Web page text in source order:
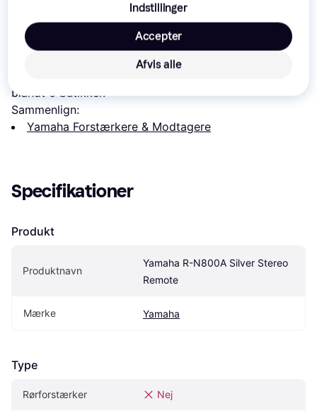
Læs om produktet
Yamaha R-N800A Silver Stereo
blandt 6 butikker.
Sammenlign:
Yamaha Forstærkere & Modtagere
Specifikationer
Produkt
Produktnavn
Yamaha R-N800A Silver Stereo
Remote
Mærke Yamaha
Type
Rørforstærker Nej
Indstillinger
Afvis alle
Accepter